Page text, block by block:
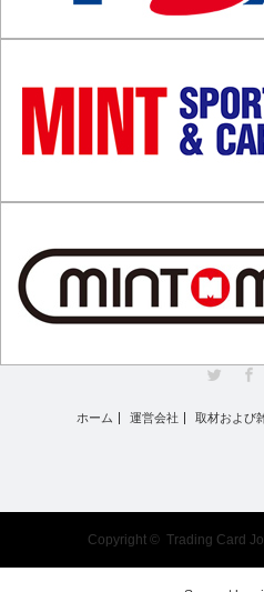
ホーム 運営会社 取材および
Copyright © Trading Card